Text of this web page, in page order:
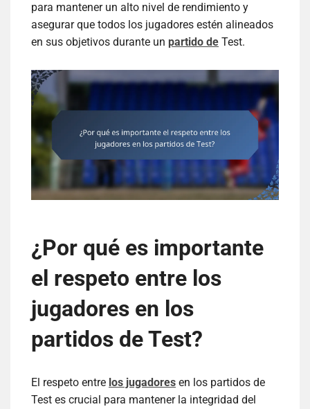
para mantener un alto nivel de rendimiento y
asegurar que todos los jugadores estén alineados
en sus objetivos durante un partido de Test.
¿Por qué es importante
el respeto entre los
jugadores en los
partidos de Test?
El respeto entre los jugadores en los partidos de
Test es crucial para mantener la integridad del